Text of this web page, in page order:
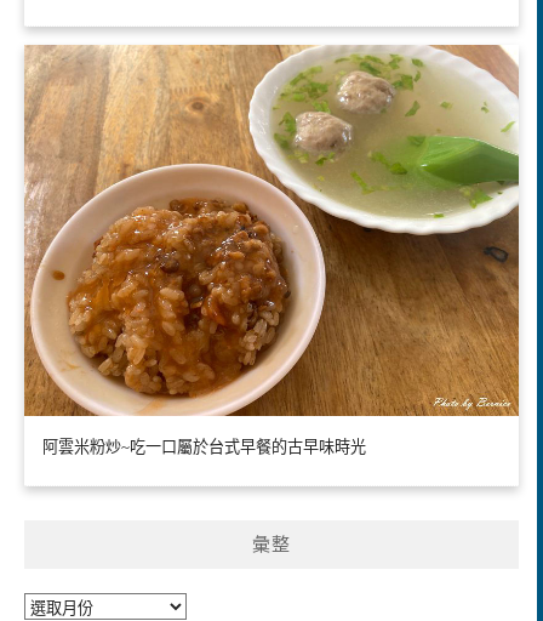
阿雲米粉炒~吃一口屬於台式早餐的古早味時光
彙整
彙